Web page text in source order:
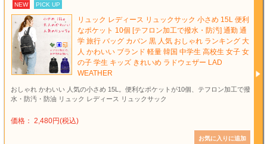
NEW PICK UP
リュック レディース リュックサック 小さめ 15L 便利
なポケット 10個 [テフロン加工で撥水・防汚] 通勤 通
学 旅行 バッグ カバン 黒 人気 おしゃれ ランキング 大
人 かわいい ブランド 軽量 韓国 中学生 高校生 女子 女
の子 学生 キッズ きれいめ ラドウェザー LAD
WEATHER
おしゃれ かわいい 人気の小さめ 15L。便利なポケットが10個、テフロン加工で撥
水・防汚・防油 リュック レディース リュックサック
価格： 2,480円(税込)